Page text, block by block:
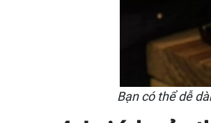
Bạn có thể dễ dàng